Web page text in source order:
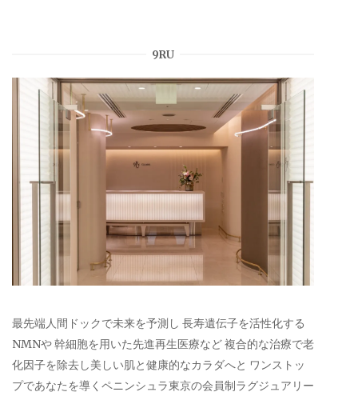
9RU
最先端人間ドックで未来を予測し 長寿遺伝子を活性化する
NMNや 幹細胞を用いた先進再生医療など 複合的な治療で老
化因子を除去し美しい肌と健康的なカラダへと ワンストッ
プであなたを導くペニンシュラ東京の会員制ラグジュアリー